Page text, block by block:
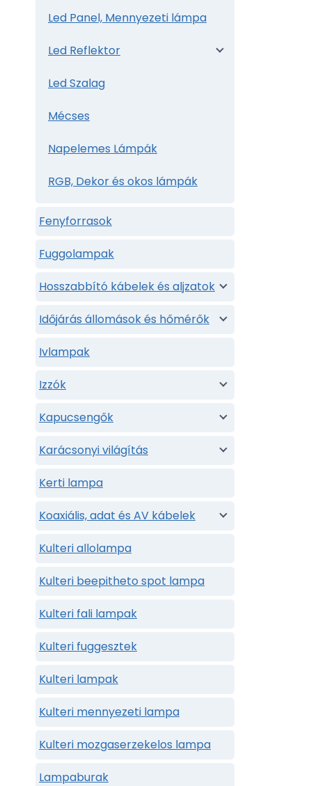
Led Panel, Mennyezeti lámpa
Led Reflektor
Led Szalag
Mécses
Napelemes Lámpák
RGB, Dekor és okos lámpák
Fenyforrasok
Fuggolampak
Hosszabbító kábelek és aljzatok
Időjárás állomások és hőmérők
Ivlampak
Izzók
Kapucsengők
Karácsonyi világítás
Kerti lampa
Koaxiális, adat és AV kábelek
Kulteri allolampa
Kulteri beepitheto spot lampa
Kulteri fali lampak
Kulteri fuggesztek
Kulteri lampak
Kulteri mennyezeti lampa
Kulteri mozgaserzekelos lampa
Lampaburak